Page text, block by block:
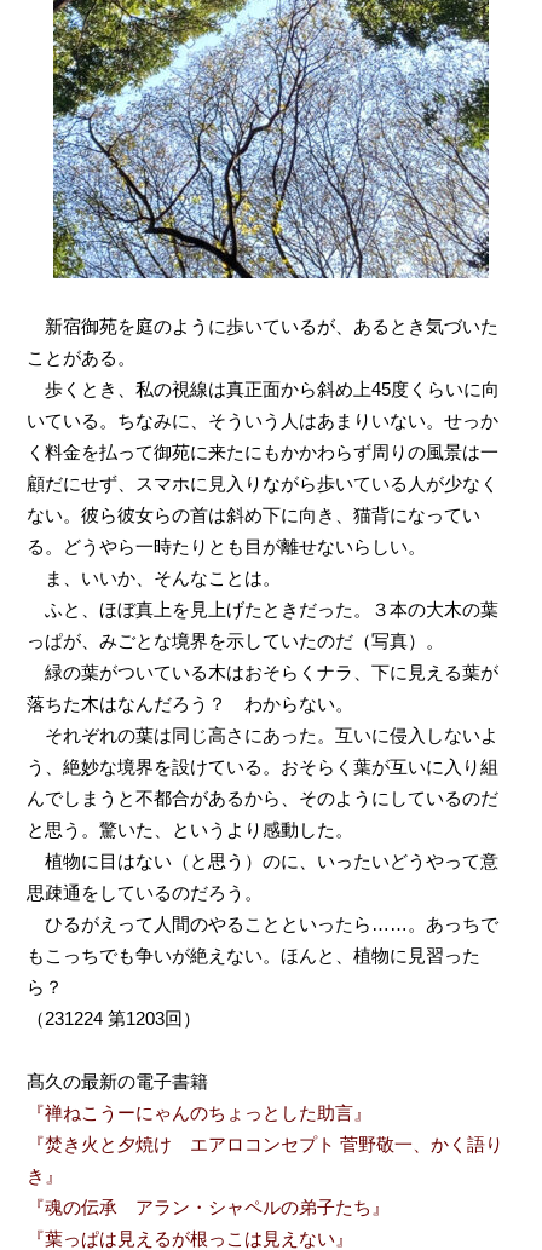
新宿御苑を庭のように歩いているが、あるとき気づいた
ことがある。
歩くとき、私の視線は真正面から斜め上45度くらいに向
いている。ちなみに、そういう人はあまりいない。せっか
く料金を払って御苑に来たにもかかわらず周りの風景は一
顧だにせず、スマホに見入りながら歩いている人が少なく
ない。彼ら彼女らの首は斜め下に向き、猫背になってい
る。どうやら一時たりとも目が離せないらしい。
ま、いいか、そんなことは。
ふと、ほぼ真上を見上げたときだった。３本の大木の葉
っぱが、みごとな境界を示していたのだ（写真）。
緑の葉がついている木はおそらくナラ、下に見える葉が
落ちた木はなんだろう？ わからない。
それぞれの葉は同じ高さにあった。互いに侵入しないよ
う、絶妙な境界を設けている。おそらく葉が互いに入り組
んでしまうと不都合があるから、そのようにしているのだ
と思う。驚いた、というより感動した。
植物に目はない（と思う）のに、いったいどうやって意
思疎通をしているのだろう。
ひるがえって人間のやることといったら……。あっちで
もこっちでも争いが絶えない。ほんと、植物に見習った
ら？
（231224 第1203回）
髙久の最新の電子書籍
『禅ねこうーにゃんのちょっとした助言』
『焚き火と夕焼け エアロコンセプト 菅野敬一、かく語り
き』
『魂の伝承 アラン・シャペルの弟子たち』
『葉っぱは見えるが根っこは見えない』